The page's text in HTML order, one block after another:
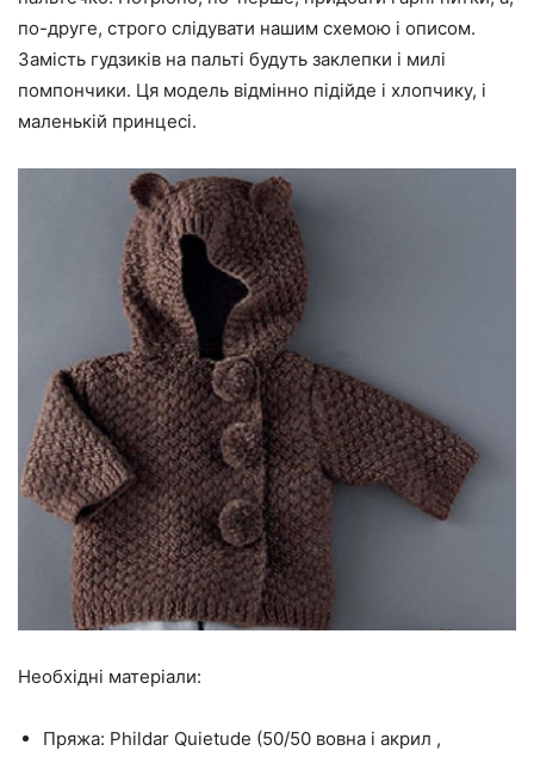
по-друге, строго слідувати нашим схемою і описом.
Замість гудзиків на пальті будуть заклепки і милі
помпончики. Ця модель відмінно підійде і хлопчику, і
маленькій принцесі.
Необхідні матеріали:
Пряжа: Phildar Quietude (50/50 вовна і акрил ,